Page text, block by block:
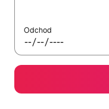
Odchod